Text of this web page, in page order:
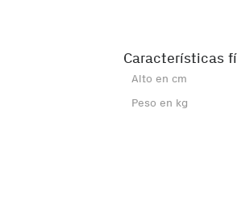
Características
Alto en cm
Peso en kg